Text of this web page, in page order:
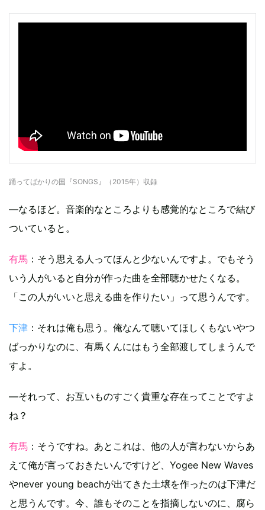
踊ってばかりの国『SONGS』（2015年）収録
―なるほど。音楽的なところよりも感覚的なところで結び
ついていると。
有馬 ：そう思える人ってほんと少ないんですよ。でもそう
いう人がいると自分が作った曲を全部聴かせたくなる。
「この人がいいと思える曲を作りたい」って思うんです。
下津 ：それは俺も思う。俺なんて聴いてほしくもないやつ
ばっかりなのに、有馬くんにはもう全部渡してしまうんで
すよ。
―それって、お互いものすごく貴重な存在ってことですよ
ね？
有馬 ：そうですね。あとこれは、他の人が言わないからあ
えて俺が言っておきたいんですけど、Yogee New Waves
やnever young beachが出てきた土壌を作ったのは下津だ
と思うんです。今、誰もそのことを指摘しないのに、腐ら